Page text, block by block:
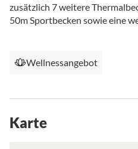
zusätzlich 7 weitere
50m Sportbecken sowie eine
Wellnessangebot
Karte